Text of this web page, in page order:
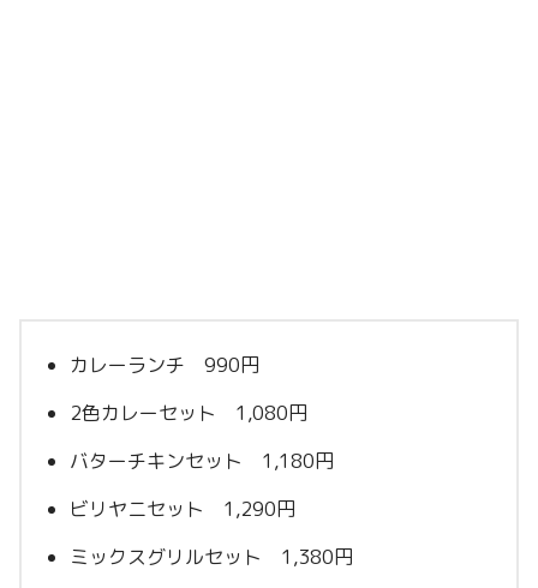
カレーランチ 990円
2色カレーセット 1,080円
バターチキンセット 1,180円
ビリヤニセット 1,290円
ミックスグリルセット 1,380円